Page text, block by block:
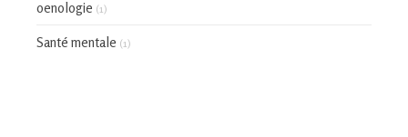
oenologie (1)
Santé mentale (1)